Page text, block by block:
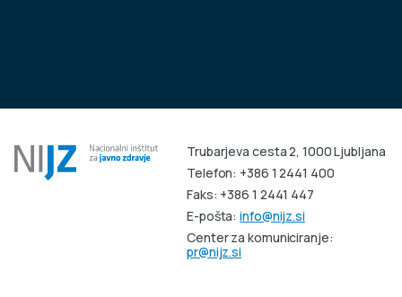
Trubarjeva cesta 2, 1000 Ljubljana
Telefon: +386 1 2441 400
Faks: +386 1 2441 447
E-pošta:info@nijz.si
Center za komuniciranje:
pr@nijz.si